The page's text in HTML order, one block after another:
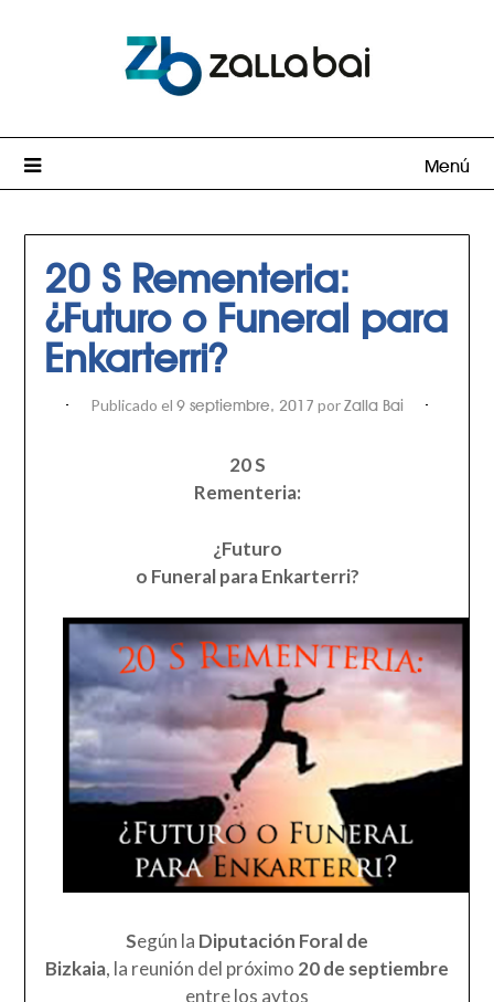
Menú
20 S Rementeria:
¿Futuro o Funeral para
Enkarterri?
Publicado el 9 septiembre, 2017 por Zalla Bai
20 S
Rementeria:
¿Futuro
o Funeral para Enkarterri?
Según la Diputación Foral de
Bizkaia, la reunión del próximo 20 de septiembre
entre los aytos